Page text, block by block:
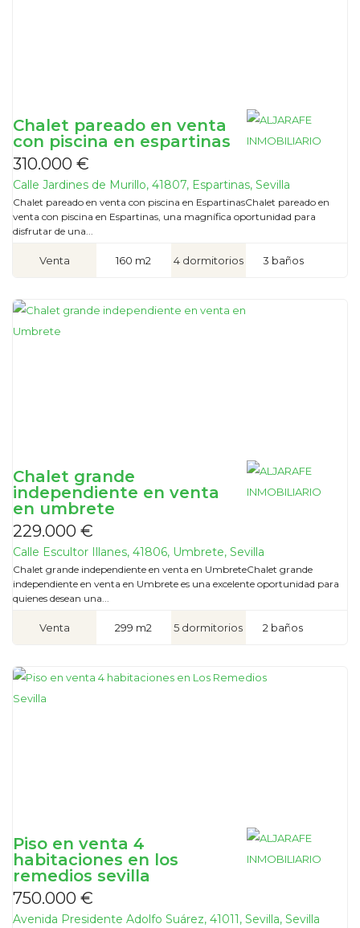
Chalet pareado en venta
con piscina en espartinas
310.000 €
Calle Jardines de Murillo, 41807, Espartinas, Sevilla
Chalet pareado en venta con piscina en EspartinasChalet pareado en
venta con piscina en Espartinas, una magnífica oportunidad para
disfrutar de una...
Venta 160 m2 4 dormitorios 3 baños
Chalet grande
independiente en venta
en umbrete
229.000 €
Calle Escultor Illanes, 41806, Umbrete, Sevilla
Chalet grande independiente en venta en UmbreteChalet grande
independiente en venta en Umbrete es una excelente oportunidad para
quienes desean una...
Venta 299 m2 5 dormitorios 2 baños
Piso en venta 4
habitaciones en los
remedios sevilla
750.000 €
Avenida Presidente Adolfo Suárez, 41011, Sevilla, Sevilla